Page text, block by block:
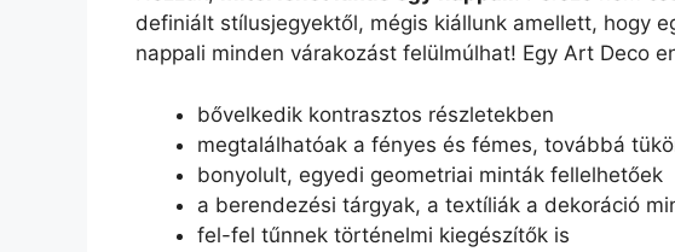
definiált stílusjegyektől, mégis kiállunk amellett, hogy
nappali minden várakozást felülmúlhat! Egy Art Deco
bővelkedik kontrasztos részletekben
megtalálhatóak a fényes és fémes, továbbá
bonyolult, egyedi geometriai minták fellelhetőek
a berendezési tárgyak, a textíliák a dekoráció
fel-fel tűnnek történelmi kiegészítők is